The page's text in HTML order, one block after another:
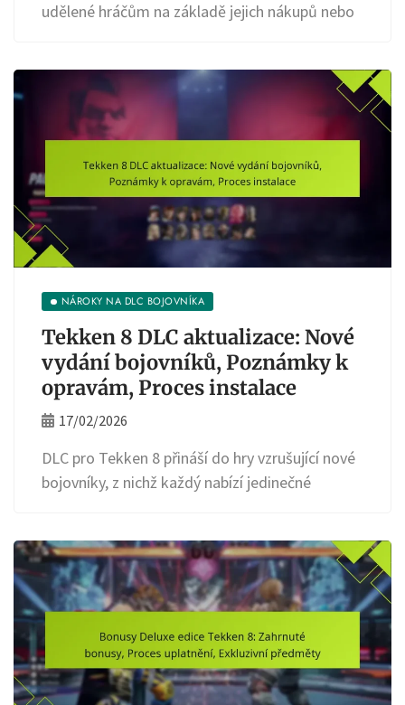
udělené hráčům na základě jejich nákupů nebo
NÁROKY NA DLC BOJOVNÍKA
Tekken 8 DLC aktualizace: Nové
vydání bojovníků, Poznámky k
opravám, Proces instalace
17/02/2026
DLC pro Tekken 8 přináší do hry vzrušující nové
bojovníky, z nichž každý nabízí jedinečné